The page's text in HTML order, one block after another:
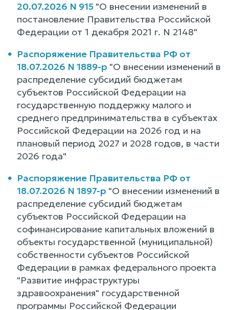
20.07.2026 N 915 "О внесении изменений в
постановление Правительства Российской
Федерации от 1 декабря 2021 г. N 2148"
Распоряжение Правительства РФ от
18.07.2026 N 1889-р "О внесении изменений в
распределение субсидий бюджетам
субъектов Российской Федерации на
государственную поддержку малого и
среднего предпринимательства в субъектах
Российской Федерации на 2026 год и на
плановый период 2027 и 2028 годов, в части
2026 года"
Распоряжение Правительства РФ от
18.07.2026 N 1897-р "О внесении изменений в
распределение субсидий бюджетам
субъектов Российской Федерации на
софинансирование капитальных вложений в
объекты государственной (муниципальной)
собственности субъектов Российской
Федерации в рамках федерального проекта
"Развитие инфраструктуры
здравоохранения" государственной
программы Российской Федерации